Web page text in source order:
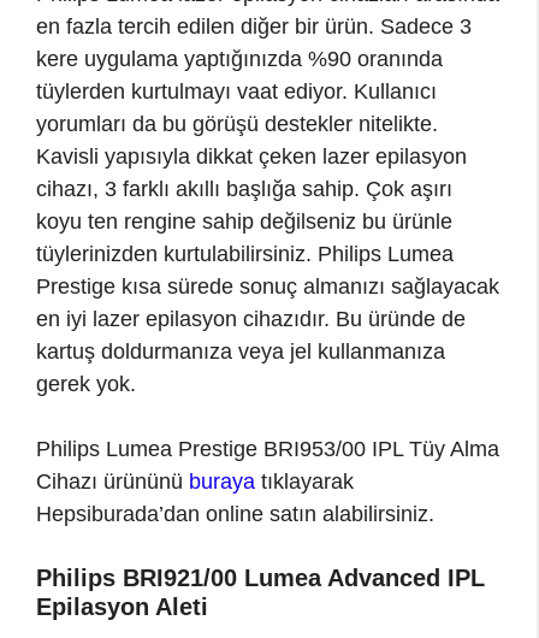
en fazla tercih edilen diğer bir ürün. Sadece 3
kere uygulama yaptığınızda %90 oranında
tüylerden kurtulmayı vaat ediyor. Kullanıcı
yorumları da bu görüşü destekler nitelikte.
Kavisli yapısıyla dikkat çeken lazer epilasyon
cihazı, 3 farklı akıllı başlığa sahip. Çok aşırı
koyu ten rengine sahip değilseniz bu ürünle
tüylerinizden kurtulabilirsiniz. Philips Lumea
Prestige kısa sürede sonuç almanızı sağlayacak
en iyi lazer epilasyon cihazıdır. Bu üründe de
kartuş doldurmanıza veya jel kullanmanıza
gerek yok.
Philips Lumea Prestige BRI953/00 IPL Tüy Alma
Cihazı ürününü buraya tıklayarak
Hepsiburada’dan online satın alabilirsiniz.
Philips BRI921/00 Lumea Advanced IPL
Epilasyon Aleti